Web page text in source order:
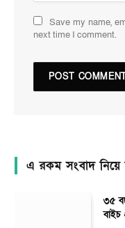
Save my name,
next time I comment.
এ রকম সংবাদ
৩৫
বাইচ